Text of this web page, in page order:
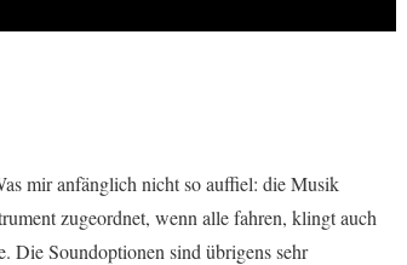
mir anfänglich nicht so auffiel: die Musik
zugeordnet, wenn alle fahren, klingt auch
Die Soundoptionen sind übrigens sehr